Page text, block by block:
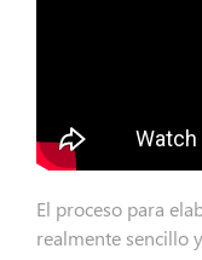
El proceso para
realmente sencillo